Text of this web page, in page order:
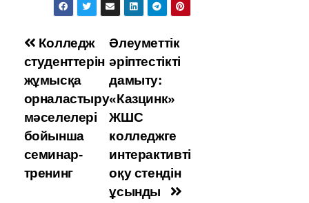
o
a
ss
ni
ki
e
b
o
o
k
er gr
a
m
at
s
A
p
p
Post
navigation
Әлеуметтік
әріптестікті
дамыту:
«Казцинк»
ЖШС
колледжге
интерактивті
оқу стендін
ұсынды
Колледж
студенттерін
жұмысқа
орналастыру
мәселелері
бойынша
семинар-
тренинг